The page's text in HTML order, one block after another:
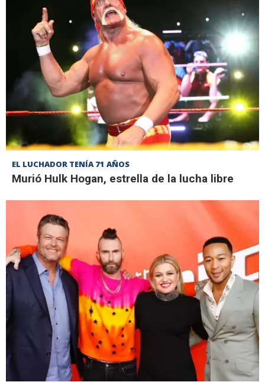
EL LUCHADOR TENÍA 71 AÑOS
Murió Hulk Hogan, estrella de la lucha libre